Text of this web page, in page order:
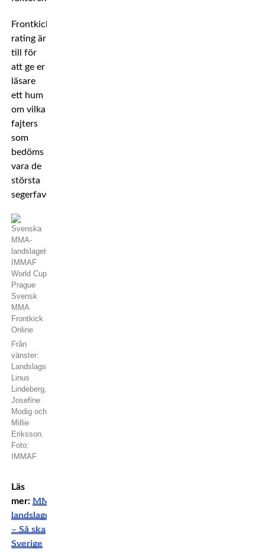
Frontkicks
rating är
till för
att ge er
läsare
ett hum
om vilka
fajters
som
bedöms
vara de
största
segerfavoriterna.
Från
vänster:
Landslagsstjärnorna
Linus
Lindeberg,
Josefine
Modig och
Millie
Eriksson.
Foto:
IMMAF
Läs
mer: MMA-
landslaget
– Så ska
Sverige